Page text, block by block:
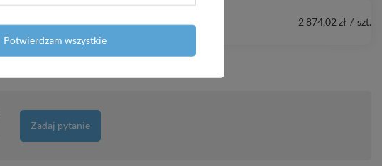
2 874,02 zł / szt.
Zadaj pytanie
Potwierdzam wszystkie